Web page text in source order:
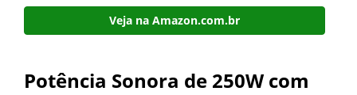
Veja na Amazon.com.br
Potência Sonora de 250W com